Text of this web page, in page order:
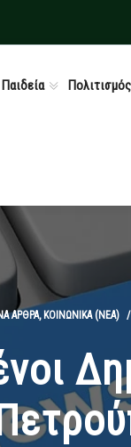
Παιδεία Πολιτισμός
ΆΡΘΡΑ, ΚΟΙΝΩΝΙΚΆ (ΝΕΑ)/